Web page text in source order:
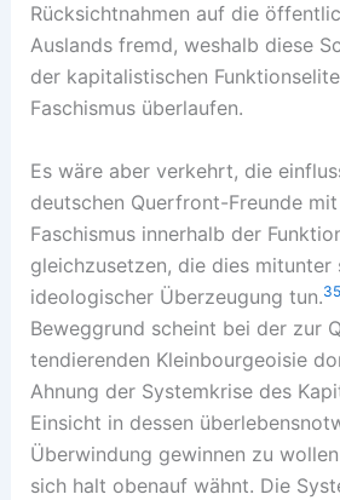
Rücksichtnahmen auf die
Auslands fremd, weshalb diese
der kapitalistischen
Faschismus überlaufen.
Es wäre aber verkehrt, die
deutschen Querfront-Freunde
Faschismus innerhalb der
gleichzusetzen, die dies mitunter
ideologischer Überzeugung tun.35
Beweggrund scheint bei der zur
tendierenden Kleinbourgeoisie
Ahnung der Systemkrise des
Einsicht in dessen
Überwindung gewinnen zu
sich halt obenauf wähnt. Die